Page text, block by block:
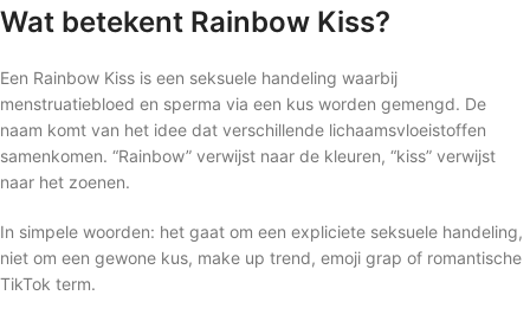
Wat betekent Rainbow Kiss?
Een Rainbow Kiss is een seksuele handeling waarbij
menstruatiebloed en sperma via een kus worden gemengd. De
naam komt van het idee dat verschillende lichaamsvloeistoffen
samenkomen. “Rainbow” verwijst naar de kleuren, “kiss” verwijst
naar het zoenen.
In simpele woorden: het gaat om een expliciete seksuele handeling,
niet om een gewone kus, make up trend, emoji grap of romantische
TikTok term.